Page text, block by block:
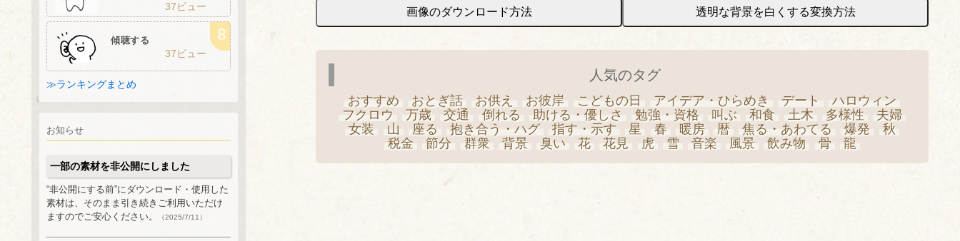
画像のダウンロード方法 透明な背景を白くする変換方法
人気のタグ
おすすめ おとぎ話 お供え お彼岸 こどもの日 アイデア・ひらめき デート
ハロウィン
フクロウ
万歳 交通 倒れる 助ける・優しさ 勉強・資格 叫ぶ 和食 土木 多様性
夫婦
女装
山 座る 抱き合う・ハグ 指す・示す 星 春 暖房 暦 焦る・あわてる 爆発
秋
税金
節分 群衆 背景 臭い 花 花見 虎 雪 音楽 風景 飲み物 骨 龍
37ビュー
傾聴する
37ビュー
≫ランキングまとめ
お知らせ
一部の素材を非公開にしました
“非公開にする前”にダウンロード・使用した
素材は、そのまま引き続きご利用いただけ
ますのでご安心ください。
（2025/7/11）